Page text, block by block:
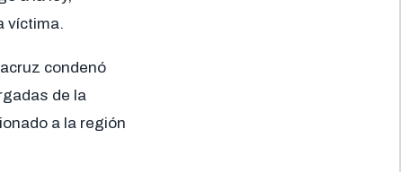
víctima.
condenó
de la
a la región